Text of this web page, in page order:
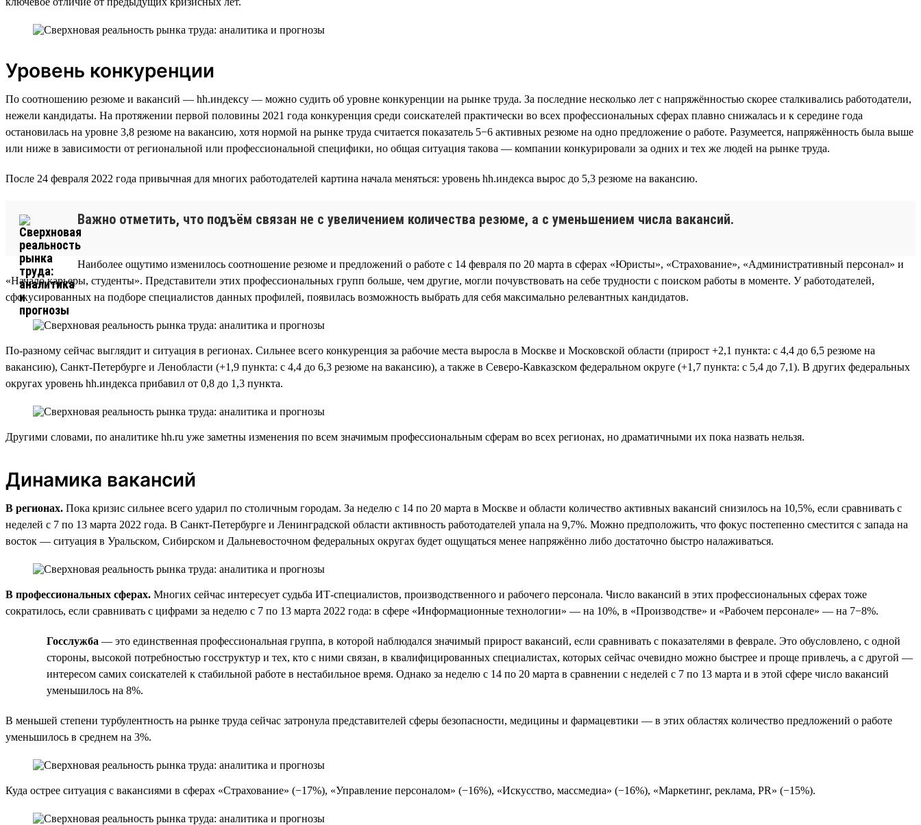
Уровень конкуренции
По соотношению резюме и вакансий — hh.индексу — можно судить об уровне конкуренции на рынке труда. За последние несколько лет с напряжённостью скорее сталкивались работодатели,
нежели кандидаты. На протяжении первой половины 2021 года конкуренция среди соискателей практически во всех профессиональных сферах плавно снижалась и к середине года
остановилась на уровне 3,8 резюме на вакансию, хотя нормой на рынке труда считается показатель 5−6 активных резюме на одно предложение о работе. Разумеется, напряжённость была выше
или ниже в зависимости от региональной или профессиональной специфики, но общая ситуация такова — компании конкурировали за одних и тех же людей на рынке труда.
После 24 февраля 2022 года привычная для многих работодателей картина начала меняться: уровень hh.индекса вырос до 5,3 резюме на вакансию.
Важно отметить, что подъём связан не с увеличением количества резюме, а с уменьшением числа вакансий.
.
Наиболее ощутимо изменилось соотношение резюме и предложений о работе с 14 февраля по 20 марта в сферах «Юристы», «Страхование», «Административный персонал» и
«Начало карьеры, студенты». Представители этих профессиональных групп больше, чем другие, могли почувствовать на себе трудности с поиском работы в моменте. У работодателей,
сфокусированных на подборе специалистов данных профилей, появилась возможность выбрать для себя максимально релевантных кандидатов.
По-разному сейчас выглядит и ситуация в регионах. Сильнее всего конкуренция за рабочие места выросла в Москве и Московской области (прирост +2,1 пункта: с 4,4 до 6,5 резюме на
вакансию), Санкт-Петербурге и Ленобласти (+1,9 пункта: с 4,4 до 6,3 резюме на вакансию), а также в Северо-Кавказском федеральном округе (+1,7 пункта: с 5,4 до 7,1). В других федеральных
округах уровень hh.индекса прибавил от 0,8 до 1,3 пункта.
Другими словами, по аналитике hh.ru уже заметны изменения по всем значимым профессиональным сферам во всех регионах, но драматичными их пока назвать нельзя.
Динамика вакансий
В регионах. Пока кризис сильнее всего ударил по столичным городам. За неделю с 14 по 20 марта в Москве и области количество активных вакансий снизилось на 10,5%, если сравнивать с
неделей с 7 по 13 марта 2022 года. В Санкт-Петербурге и Ленинградской области активность работодателей упала на 9,7%. Можно предположить, что фокус постепенно сместится с запада на
восток — ситуация в Уральском, Сибирском и Дальневосточном федеральных округах будет ощущаться менее напряжённо либо достаточно быстро налаживаться.
В профессиональных сферах. Многих сейчас интересует судьба ИТ-специалистов, производственного и рабочего персонала. Число вакансий в этих профессиональных сферах тоже
сократилось, если сравнивать с цифрами за неделю с 7 по 13 марта 2022 года: в сфере «Информационные технологии» — на 10%, в «Производстве» и «Рабочем персонале» — на 7−8%.
Госслужба — это единственная профессиональная группа, в которой наблюдался значимый прирост вакансий, если сравнивать с показателями в феврале. Это обусловлено, с одной
стороны, высокой потребностью госструктур и тех, кто с ними связан, в квалифицированных специалистах, которых сейчас очевидно можно быстрее и проще привлечь, а с другой —
интересом самих соискателей к стабильной работе в нестабильное время. Однако за неделю c 14 по 20 марта в сравнении с неделей с 7 по 13 марта и в этой сфере число вакансий
уменьшилось на 8%.
В меньшей степени турбулентность на рынке труда сейчас затронула представителей сферы безопасности, медицины и фармацевтики — в этих областях количество предложений о работе
уменьшилось в среднем на 3%.
Куда острее ситуация с вакансиями в сферах «Страхование» (−17%), «Управление персоналом» (−16%), «Искусство, массмедиа» (−16%), «Маркетинг, реклама, PR» (−15%).